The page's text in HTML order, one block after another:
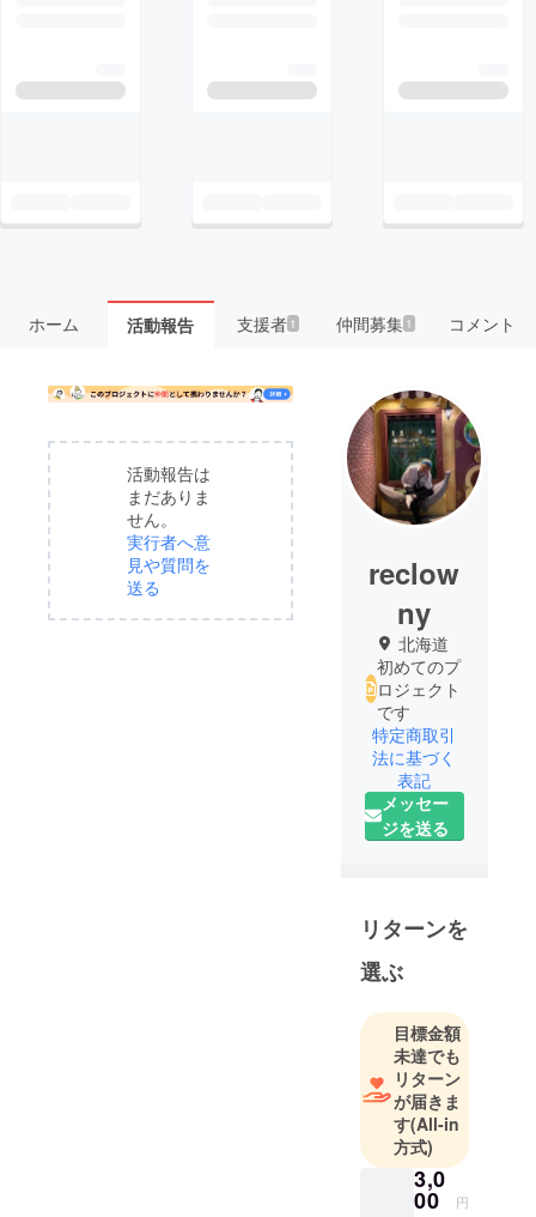
ホーム 活動報告 支援者 1 仲間募集 1 コメント
活動報告は
まだありま
せん。
実行者へ意
見や質問を
送る
reclow
ny
北海道
初めてのプ
ロジェクト
です
特定商取引
法に基づく
表記
メッセー
ジを送る
リターンを
選ぶ
目標金額
未達でも
リターン
が届きま
す(All-in
方式)
3,0
00 円